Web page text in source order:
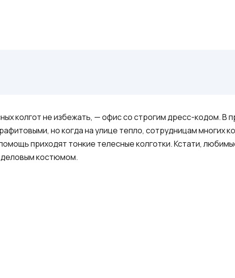
колгот не избежать, — офис со строгим дресс-кодом. В
но когда на улице тепло, сотрудницам многих
приходят тонкие телесные колготки. Кстати,
деловым костюмом.